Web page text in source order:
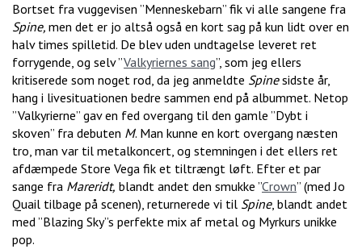
Bortset fra vuggevisen ”Menneskebarn” fik vi alle sangene fra
Spine, men det er jo altså også en kort sag på kun lidt over en
halv times spilletid. De blev uden undtagelse leveret ret
forrygende, og selv ”Valkyriernes sang”, som jeg ellers
kritiserede som noget rod, da jeg anmeldte Spinesidste år,
hang i livesituationen bedre sammen end på albummet. Netop
”Valkyrierne” gav en fed overgang til den gamle ”Dybt i
skoven” fra debuten M. Man kunne en kort overgang næsten
tro, man var til metalkoncert, og stemningen i det ellers ret
afdæmpede Store Vega fik et tiltrængt løft. Efter et par
sange fra Mareridt, blandt andet den smukke ”Crown” (med Jo
Quail tilbage på scenen), returnerede vi til Spine, blandt andet
med ”Blazing Sky”s perfekte mix af metal og Myrkurs unikke
pop.